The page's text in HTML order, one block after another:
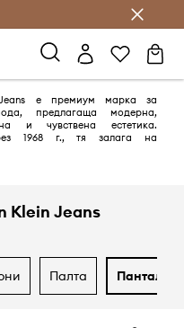
Club
е премиум марка за
предлагаща модерна,
и чувствена естетика.
1968 г., тя залага на
Klein Jeans
палта